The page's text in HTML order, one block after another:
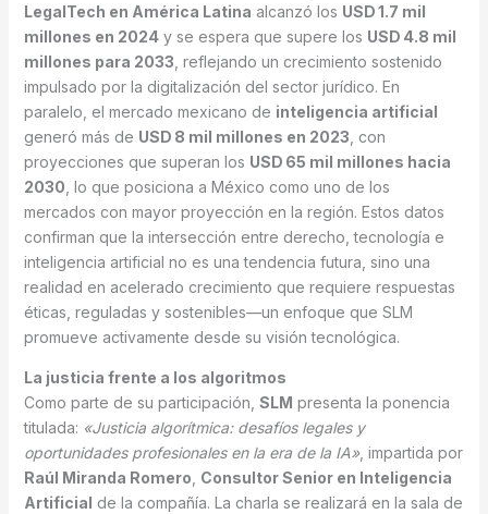
LegalTech en América Latina alcanzó los USD 1.7 mil
millones en 2024y se espera que supere los USD 4.8 mil
millones para 2033 , reflejando un crecimiento sostenido
impulsado por la digitalización del sector jurídico. En
paralelo, el mercado mexicano de inteligencia artificial
generó más de USD 8 mil millones en 2023 , con
proyecciones que superan los USD 65 mil millones hacia
2030 , lo que posiciona a México como uno de los
mercados con mayor proyección en la región. Estos datos
confirman que la intersección entre derecho, tecnología e
inteligencia artificial no es una tendencia futura, sino una
realidad en acelerado crecimiento que requiere respuestas
éticas, reguladas y sostenibles—un enfoque que SLM
promueve activamente desde su visión tecnológica.
La justicia frente a los algoritmos
Como parte de su participación, SLM presenta la ponencia
titulada: «Justicia algorítmica: desafíos legales y
oportunidades profesionales en la era de la IA», impartida por
Raúl Miranda Romero Consultor Senior en Inteligencia
Artificial de la compañía. La charla se realizará en la sala de